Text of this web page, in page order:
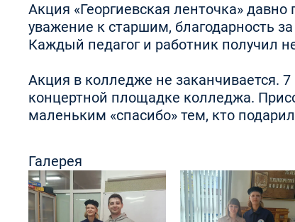
Акция «Георгиевская ленточка»
уважение к старшим, благодарность
Каждый педагог и работник получил
Акция в колледже не заканчивается.
концертной площадке колледжа.
маленьким «спасибо» тем, кто
Галерея